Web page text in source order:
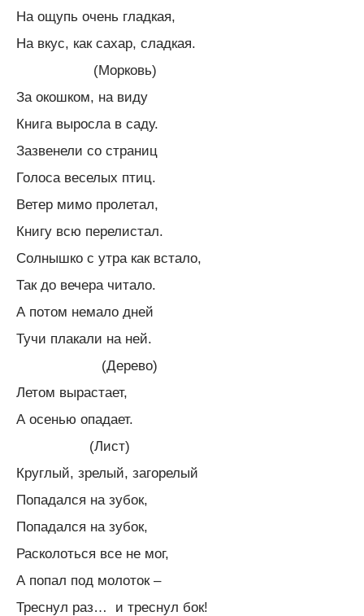
На ощупь очень гладкая,
На вкус, как сахар, сладкая.
(Морковь)
За окошком, на виду
Книга выросла в саду.
Зазвенели со страниц
Голоса веселых птиц.
Ветер мимо пролетал,
Книгу всю перелистал.
Солнышко с утра как встало,
Так до вечера читало.
А потом немало дней
Тучи плакали на ней.
(Дерево)
Летом вырастает,
А осенью опадает.
(Лист)
Круглый, зрелый, загорелый
Попадался на зубок,
Попадался на зубок,
Расколоться все не мог,
А попал под молоток –
Треснул раз… и треснул бок!